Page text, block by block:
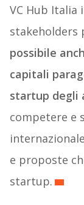
VC Hub
stakeholders
possibile
capitali
startup degli
competere e
e proposte
startup.